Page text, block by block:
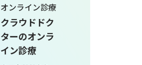
オンライン診療
クラウドドク
ターのオンラ
イン診療